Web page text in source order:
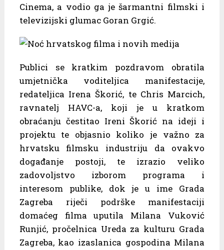
Cinema, a vodio ga je šarmantni filmski i
televizijski glumac Goran Grgić.
Publici se kratkim pozdravom obratila
umjetnička voditeljica manifestacije,
redateljica Irena Škorić, te Chris Marcich,
ravnatelj HAVC-a, koji je u kratkom
obraćanju čestitao Ireni Škorić na ideji i
projektu te objasnio koliko je važno za
hrvatsku filmsku industriju da ovakvo
događanje postoji, te izrazio veliko
zadovoljstvo izborom programa i
interesom publike, dok je u ime Grada
Zagreba riječi podrške manifestaciji
domaćeg filma uputila Milana Vuković
Runjić, pročelnica Ureda za kulturu Grada
Zagreba, kao izaslanica gospodina Milana